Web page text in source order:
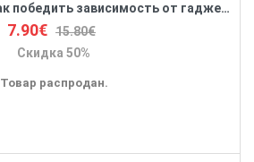
Цифровая диета. Как победить зависимость от гаджетов и технологий
7.90€ 15.80€
Скидка 50%
Товар распродан.